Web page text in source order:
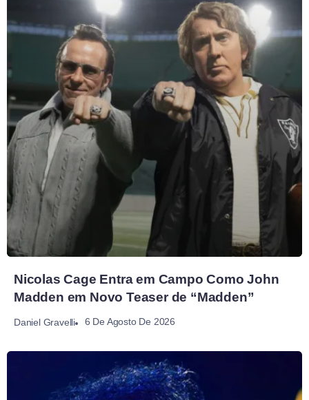
Nicolas Cage Entra em Campo Como John
Madden em Novo Teaser de “Madden”
Daniel Gravelli 6 De Agosto De 2026